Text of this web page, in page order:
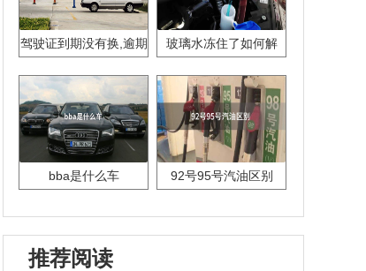
驾驶证到期没有换,逾期
玻璃水冻住了如何解
bba是什么车 92号95号汽油区别
推荐阅读